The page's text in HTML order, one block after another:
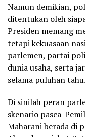
Namun demikian,
ditentukan oleh
Presiden memang
tetapi kekuasaan
parlemen, partai
dunia usaha, serta
selama puluhan
Di sinilah peran
skenario pasca-
Maharani berada di